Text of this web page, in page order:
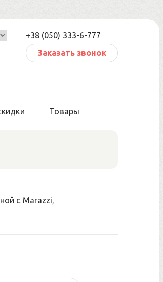
+38 (050) 333-6-777
Заказать звонок
Товары
с Marazzi,